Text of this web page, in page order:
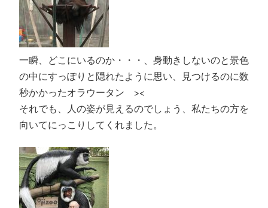
一瞬、どこにいるのか・・・、身動きしないのと景色
の中にすっぽりと隠れたように思い、見つけるのに数
秒かかったオラウータン ><
それでも、人の姿が見えるのでしょう、私たちの方を
向いてにっこりしてくれました。